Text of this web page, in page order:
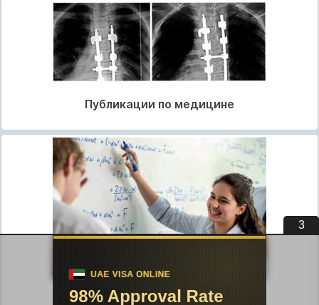
Публикации по медицине
Публикации по педагогике
2